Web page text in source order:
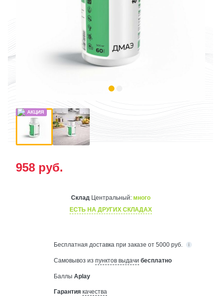
958 руб.
Склад Центральный: много
ЕСТЬ НА ДРУГИХ СКЛАДАХ
Бесплатная доставка при заказе от 5000 руб.
Самовывоз из пунктов выдачи бесплатно
Баллы Aplay
Гарантия качества